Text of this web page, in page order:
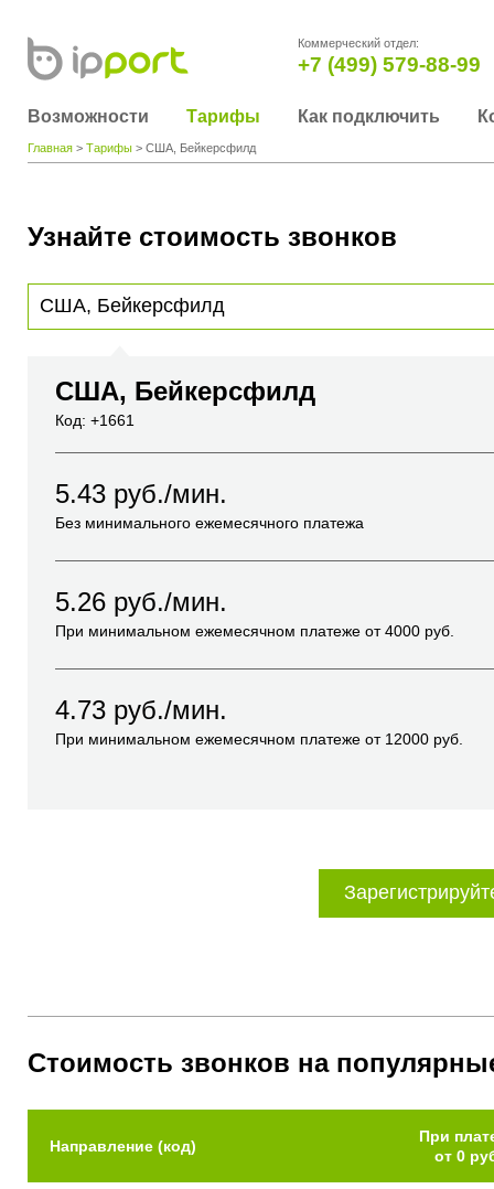
Коммерческий отдел:
+7 (499) 579-88-99
Возможности Тарифы Как подключить
Главная > Тарифы > США, Бейкерсфилд
Узнайте стоимость звонков
США, Бейкерсфилд
Код: +1661
5.43 руб./мин.
Без минимального ежемесячного платежа
5.26 руб./мин.
При минимальном ежемесячном платеже от4000 руб.
4.73 руб./мин.
При минимальном ежемесячном платеже от 12000 руб.
Стоимость звонков на
Направление (код)
При
от 0